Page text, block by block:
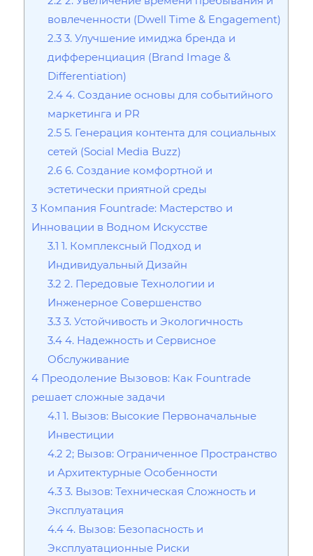
вовлеченности (Dwell Time & Engagement)
2.3 3. Улучшение имиджа бренда и
дифференциация (Brand Image &
Differentiation)
2.4 4. Создание основы для событийного
маркетинга и PR
2.5 5. Генерация контента для социальных
сетей (Social Media Buzz)
2.6 6. Создание комфортной и
эстетически приятной среды
3 Компания Fountrade: Мастерство и
Инновации в Водном Искусстве
3.1 1. Комплексный Подход и
Индивидуальный Дизайн
3.2 2. Передовые Технологии и
Инженерное Совершенство
3.3 3. Устойчивость и Экологичность
3.4 4. Надежность и Сервисное
Обслуживание
4 Преодоление Вызовов: Как Fountrade
решает сложные задачи
4.1 1. Вызов: Высокие Первоначальные
Инвестиции
4.2 2; Вызов: Ограниченное Пространство
и Архитектурные Особенности
4.3 3. Вызов: Техническая Сложность и
Эксплуатация
4.4 4. Вызов: Безопасность и
Эксплуатационные Риски